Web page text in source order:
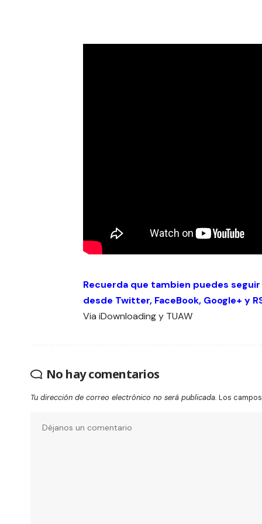
Recuerda que tambien puedes seguir
desde Twitter, FaceBook, Google+ y
Via iDownloadingy TUAW
No hay comentarios
Tu dirección de correo electrónico no será publicada. Los